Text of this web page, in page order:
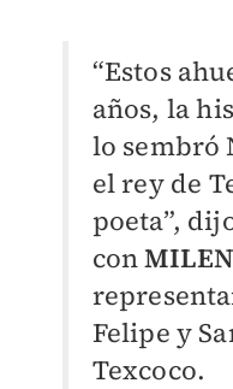
“Estos
años, la
lo sembró
el rey de
poeta”,
con
Felipe y
Texcoco.